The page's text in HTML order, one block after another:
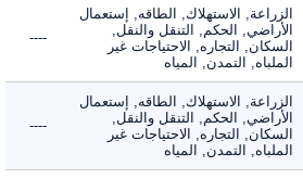
الزراعة, الاستهلاك, الطاقه, إستعمال
الأراضي, الحكم, التنقل والنقل,
السكان, التجاره, الاحتياجات غير
الملباه, التمدن, المياه
----
الزراعة, الاستهلاك, الطاقه, إستعمال
الأراضي, الحكم, التنقل والنقل,
السكان, التجاره, الاحتياجات غير
الملباه, التمدن, المياه
----